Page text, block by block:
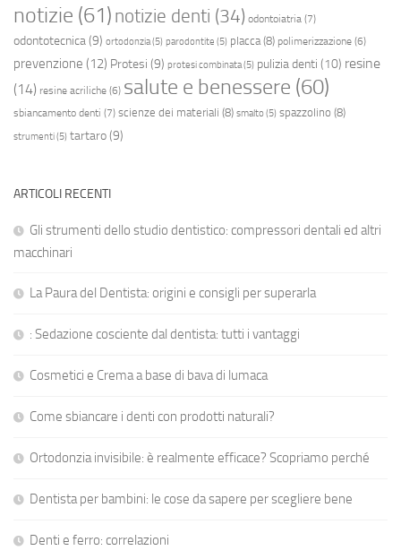
notizie (61) notizie denti (34) odontoiatria (7)
odontotecnica (9) ortodonzia(5) parodontite (5) placca(8) polimerizzazione (6)
prevenzione (12) Protesi (9) protesi combinata(5) pulizia denti (10) resine
(14) resine acriliche (6) salute e benessere (60)
sbiancamento denti (7) scienze dei materiali (8) smalto(5) spazzolino (8)
strumenti(5) tartaro(9)
ARTICOLI RECENTI
Gli strumenti dello studio dentistico: compressori dentali ed altri
macchinari
La Paura del Dentista: origini e consigli per superarla
: Sedazione cosciente dal dentista: tutti i vantaggi
Cosmetici e Crema a base di bava di lumaca
Come sbiancare i denti con prodotti naturali?
Ortodonzia invisibile: è realmente efficace? Scopriamo perché
Dentista per bambini: le cose da sapere per scegliere bene
Denti e ferro: correlazioni